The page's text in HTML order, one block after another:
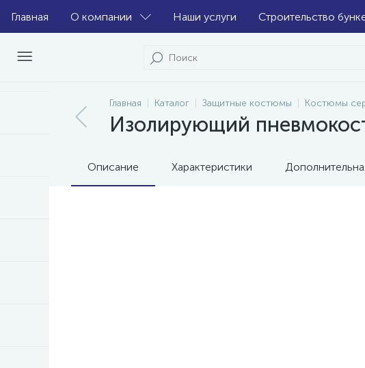
Главная О компании Наши услуги Строительство
Главная Каталог Защитные костюмы Костюмы
Изолирующий
Описание Характеристики